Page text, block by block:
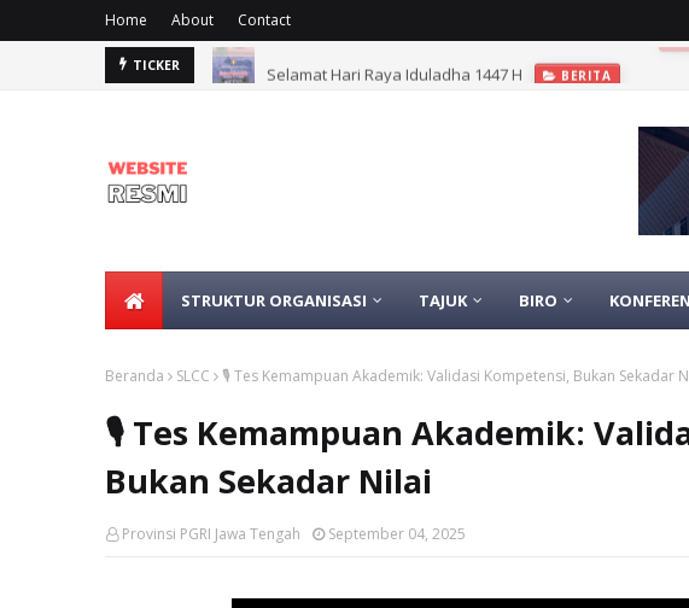
Home About Contact
TICKER Selamat Hari Raya Iduladha 1447 H BERITA
STRUKTUR ORGANISASI TAJUK BIRO
Beranda SLCC 🎙️ Tes Kemampuan Akademik: Validasi Kompetensi, Bukan Sekadar
🎙️ Tes Kemampuan Akademik:
Bukan Sekadar Nilai
Provinsi PGRI Jawa Tengah September 04, 2025